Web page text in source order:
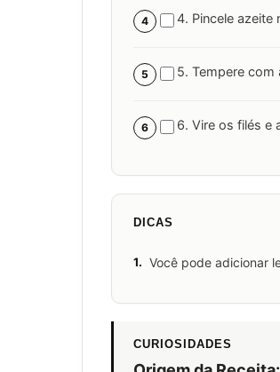
4 4. Pincele azeite
5 5. Tempere com
6 6. Vire os filés e
DICAS
1. Você pode adicionar
CURIOSIDADES